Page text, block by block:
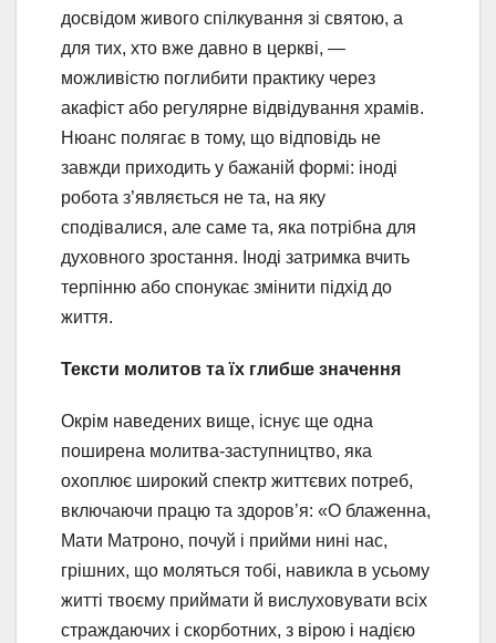
досвідом живого спілкування зі святою, а
для тих, хто вже давно в церкві, —
можливістю поглибити практику через
акафіст або регулярне відвідування храмів.
Нюанс полягає в тому, що відповідь не
завжди приходить у бажаній формі: іноді
робота з’являється не та, на яку
сподівалися, але саме та, яка потрібна для
духовного зростання. Іноді затримка вчить
терпінню або спонукає змінити підхід до
життя.
Тексти молитов та їх глибше значення
Окрім наведених вище, існує ще одна
поширена молитва-заступництво, яка
охоплює широкий спектр життєвих потреб,
включаючи працю та здоров’я: «О блаженна,
Мати Матроно, почуй і прийми нині нас,
грішних, що моляться тобі, навикла в усьому
житті твоєму приймати й вислуховувати всіх
страждаючих і скорботних, з вірою і надією